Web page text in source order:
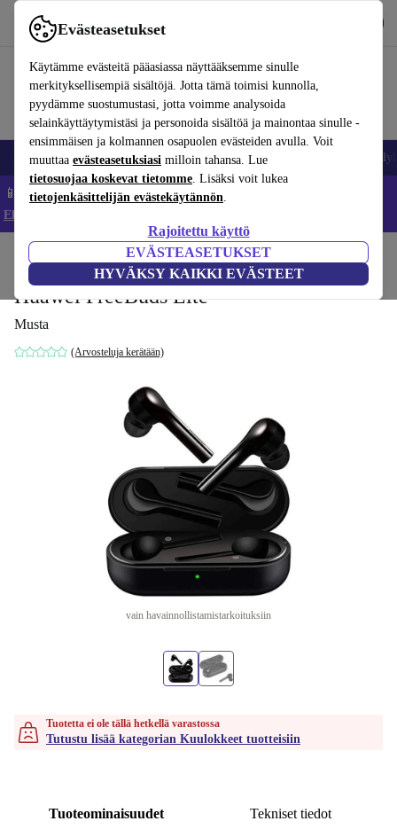
Evästeasetukset
Käytämme evästeitä pääasiassa näyttääksemme sinulle
merkityksellisempiä sisältöjä. Jotta tämä toimisi kunnolla,
pyydämme suostumustasi, jotta voimme analysoida
selainkäyttäytymistäsi ja personoida sisältöä ja mainontaa sinulle -
ensimmäisen ja kolmannen osapuolen evästeiden avulla. Voit
muuttaa evästeasetuksiasi milloin tahansa. Lue
tietosuojaa koskevat tietomme. Lisäksi voit lukea
tietojenkäsittelijän evästekäytännön.
Rajoitettu käyttö
EVÄSTEASETUKSET
HYVÄKSY KAIKKI EVÄSTEET
Käytä refurbed-palvelua nopeasti ja helposti
Matkapuhelimet ja älypuhelimet Kannettavat tietokoneet
📱 Säästä 5 % LISÄÄ iPhoneista – Koodi: IPHONEDEAL –
Ehdot ja säännöt
Kuulokkeet
Huawei FreeBuds Lite
Musta
(Arvosteluja kerätään)
vain havainnollistamistarkoituksiin
Tuotetta ei ole tällä hetkellä varastossa
Tutustu lisää kategorian Kuulokkeet tuotteisiin
Tuoteominaisuudet Tekniset tiedot